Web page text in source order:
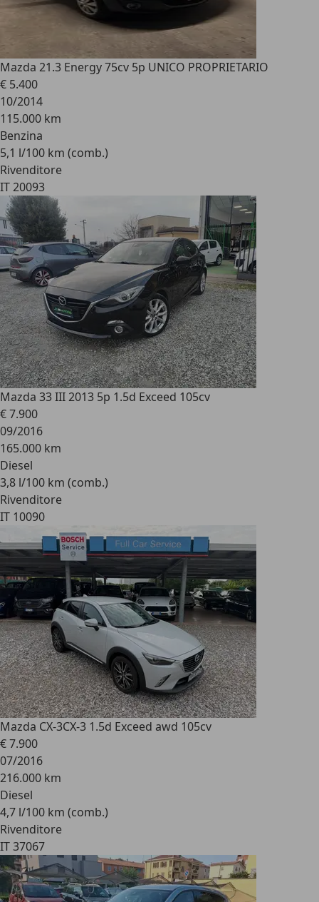
Mazda 21.3 Energy 75cv 5p UNICO PROPRIETARIO
€ 5.400
10/2014
115.000 km
Benzina
5,1 l/100 km (comb.)
Rivenditore
IT 20093
Mazda 33 III 2013 5p 1.5d Exceed 105cv
€ 7.900
09/2016
165.000 km
Diesel
3,8 l/100 km (comb.)
Rivenditore
IT 10090
Mazda CX-3CX-3 1.5d Exceed awd 105cv
€ 7.900
07/2016
216.000 km
Diesel
4,7 l/100 km (comb.)
Rivenditore
IT 37067